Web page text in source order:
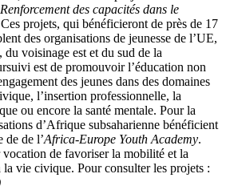
Renforcement des capacités dans le
projets, qui bénéficieront de près de 17
des organisations de jeunesse de l’UE,
voisinage est et du sud de la
est de promouvoir l’éducation non
des jeunes dans des domaines
l’insertion professionnelle, la
ou encore la santé mentale. Pour la
d’Afrique subsaharienne bénéficient
de de l’Africa-Europe Youth Academy.
de favoriser la mobilité et la
la vie civique. Pour consulter les projets :